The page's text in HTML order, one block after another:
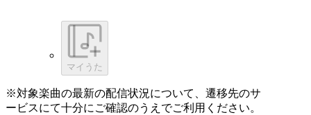
マイうた
※対象楽曲の最新の配信状況について、遷移先のサ
ービスにて十分にご確認のうえでご利用ください。